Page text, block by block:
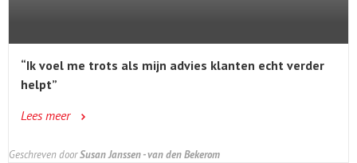
“Ik voel me trots als mijn advies klanten echt verder
helpt”
Lees meer
Geschreven doorSusan Janssen - van den Bekerom